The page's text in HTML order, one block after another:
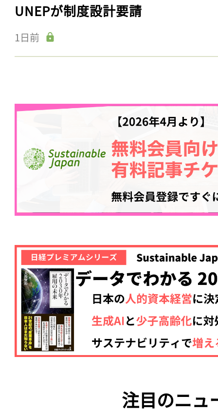
UNEPが制度設計要請
1日前
注目のニュ